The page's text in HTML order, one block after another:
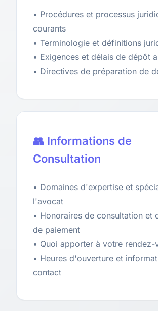
• Procédures et processus
courants
• Terminologie et définitions
• Exigences et délais de dépôt
• Directives de préparation de
👥 Informations de
Consultation
• Domaines d'expertise et
l'avocat
• Honoraires de consultation et
de paiement
• Quoi apporter à votre rendez-
• Heures d'ouverture et
contact